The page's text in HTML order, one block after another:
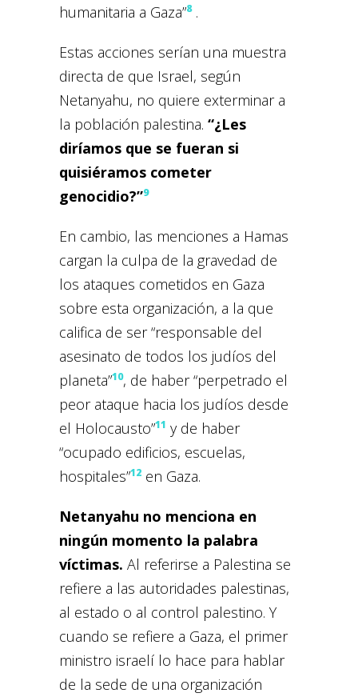
humanitaria a Gaza”8.
Estas acciones serían una muestra
directa de que Israel, según
Netanyahu, no quiere exterminar a
la población palestina. “¿Les
diríamos que se fueran si
quisiéramos cometer
genocidio?”9
En cambio, las menciones a Hamas
cargan la culpa de la gravedad de
los ataques cometidos en Gaza
sobre esta organización, a la que
califica de ser “responsable del
asesinato de todos los judíos del
planeta”10, de haber “perpetrado el
peor ataque hacia los judíos desde
el Holocausto”11 y de haber
“ocupado edificios, escuelas,
hospitales”12 en Gaza.
Netanyahu no menciona en
ningún momento la palabra
víctimas. Al referirse a Palestina se
refiere a las autoridades palestinas,
al estado o al control palestino. Y
cuando se refiere a Gaza, el primer
ministro israelí lo hace para hablar
de la sede de una organización